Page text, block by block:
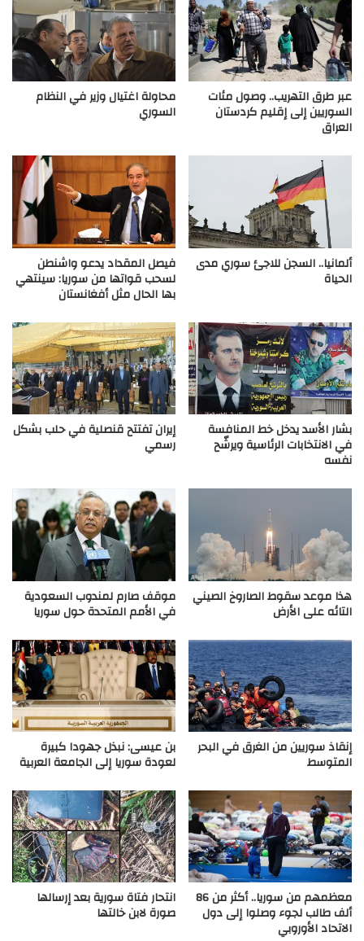
عبر طرق التهريب.. وصول مئات
السوريين إلى إقليم كردستان
العراق
محاولة اغتيال وزير في النظام
السوري
ألمانيا.. السجن للاجئ سوري مدى
الحياة
فيصل المقداد يدعو واشنطن
لسحب قواتها من سوريا: سينتهي
بها الحال مثل أفغانستان
بشار الأسد يدخل خط المنافسة
في الانتخابات الرئاسية ويرشّح
نفسه
إيران تفتتح قنصلية في حلب بشكل
رسمي
هذا موعد سقوط الصاروخ الصيني
التائه على الأرض
موقف صارم لمندوب السعودية
في الأمم المتحدة حول سوريا
إنقاذ سوريين من الغرق في البحر
المتوسط
بن عيسى: نبذل جهودا كبيرة
لعودة سوريا إلى الجامعة العربية
معظمهم من سوريا.. أكثر من 86
ألف طالب لجوء وصلوا إلى دول
الاتحاد الأوروبي
انتحار فتاة سورية بعد إرسالها
صورة لابن خالتها